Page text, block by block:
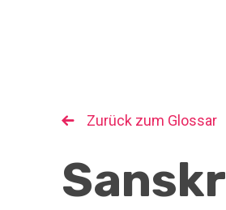
Zurück zum Glossar